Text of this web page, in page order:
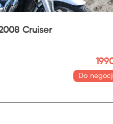
Cruiser
Do